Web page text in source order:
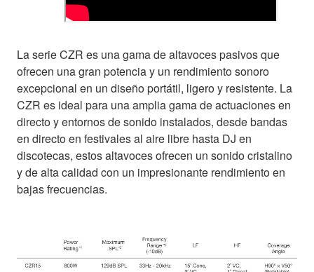
La serie CZR es una gama de altavoces pasivos que
ofrecen una gran potencia y un rendimiento sonoro
excepcional en un diseño portátil, ligero y resistente. La
CZR es ideal para una amplia gama de actuaciones en
directo y entornos de sonido instalados, desde bandas
en directo en festivales al aire libre hasta DJ en
discotecas, estos altavoces ofrecen un sonido cristalino
y de alta calidad con un impresionante rendimiento en
bajas frecuencias.